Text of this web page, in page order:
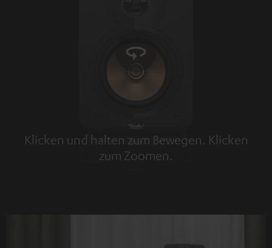
Klicken und halten zum Bewegen. Klicken
zum Zoomen.
Tap to zoom